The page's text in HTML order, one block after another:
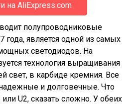
на AliExpress.com
полупроводниковые
года, является одной из самых
светодиодов. На
технология выращивания
свет, в карбиде кремния. Все
и долговечные. Что
U2, сказать сложно. У обеих